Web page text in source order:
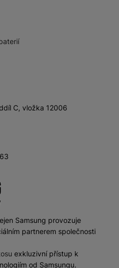
C, vložka 12006
Samsung provozuje
partnerem společnosti
exkluzivní přístup k
od Samsungu.